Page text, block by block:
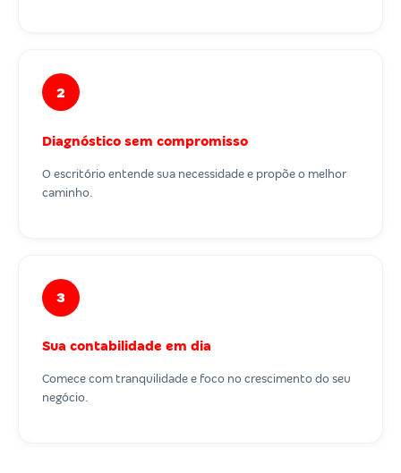
2
Diagnóstico sem compromisso
O escritório entende sua necessidade e propõe o melhor
caminho.
3
Sua contabilidade em dia
Comece com tranquilidade e foco no crescimento do seu
negócio.